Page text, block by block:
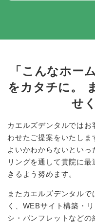
「こんなホー
をカタチに。
せ
カエルズデンタルでは
わせたご提案をいたしま
よいかわからないといっ
リングを通して貴院に
きるよう努めます。
またカエルズデンタル
く、WEBサイト構築・
シ・パンフレットなど